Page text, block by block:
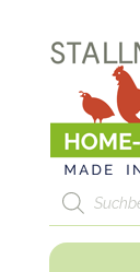
search